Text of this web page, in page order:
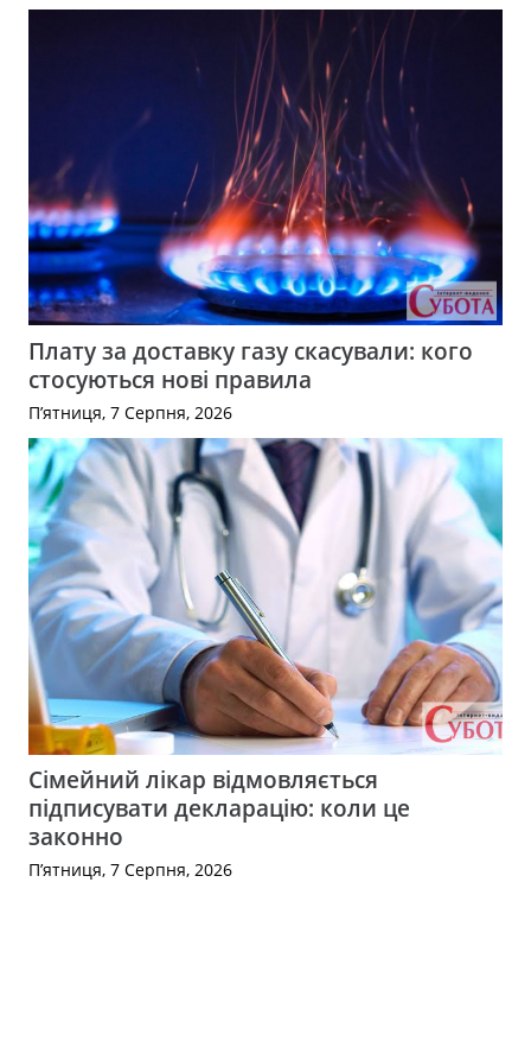
Плату за доставку газу скасували: кого
стосуються нові правила
П’ятниця, 7 Серпня, 2026
Сімейний лікар відмовляється
підписувати декларацію: коли це
законно
П’ятниця, 7 Серпня, 2026